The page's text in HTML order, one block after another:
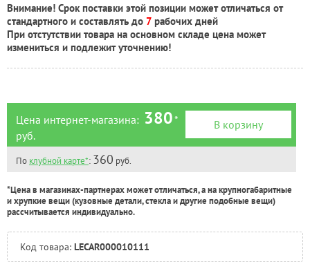
Самара:
Под заказ
Тверь:
Под заказ
Тюмень:
Под заказ
Внимание! Срок поставки этой позиции может отличаться от
стандартного и составлять до 7 рабочих дней
При отстутствии товара на основном складе цена может
измениться и подлежит уточнению!
Цена интернет-магазина: 380*
руб.
В корзину
По клубной карте*: 360 руб.
*Цена в магазинах-партнерах может отличаться, а на крупногабаритные
и хрупкие вещи (кузовные детали, стекла и другие подобные вещи)
рассчитывается индивидуально.
Код товара: LECAR000010111